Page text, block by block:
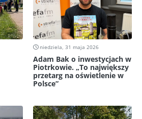
niedziela, 31 maja 2026
Adam Bak o inwestycjach w
Piotrkowie. „To największy
przetarg na oświetlenie w
Polsce”